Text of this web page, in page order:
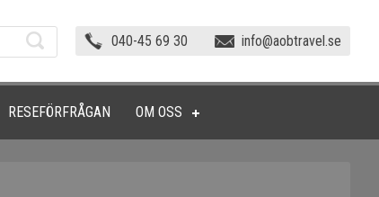
040-45 69 30 info@aobtravel.se
RESEFÖRFRÅGAN OM OSS